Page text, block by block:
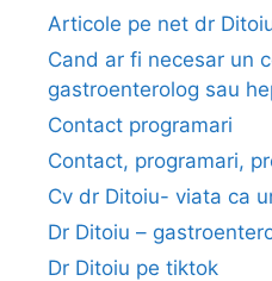
r
i
l
Articole pe net dr
Cand ar fi necesar un
gastroenterolog sau
Contact programari
Contact, programari,
Cv dr Ditoiu- viata ca
Dr Ditoiu –
Dr Ditoiu pe tiktok